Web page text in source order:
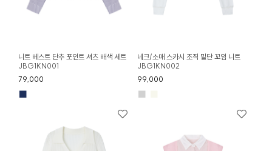
니트 베스트 단추 포인트 셔츠 배색 세트
JBG1KN001
79,000
■
네크/소매 스카시 조직 밑단 꼬임 니트
JBG1KN002
99,000
■